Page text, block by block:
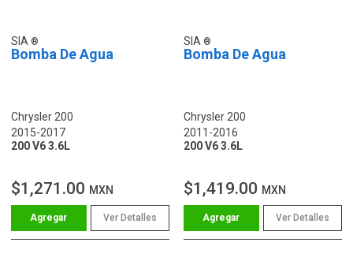
SIA
Bomba De Agua
Chrysler 200
2015-2017
200 V6 3.6L
$1,271.00 MXN
Ver Detalles
SIA
Bomba De Agua
Chrysler 200
2011-2016
200 V6 3.6L
$1,419.00 MXN
Ver Detalles